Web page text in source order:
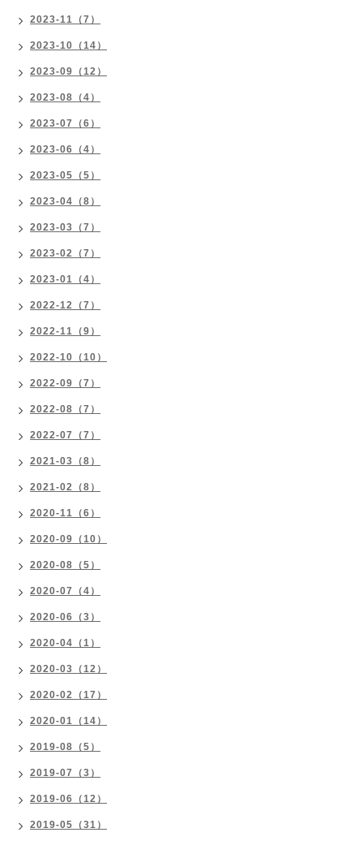
2023-11（7）
2023-10（14）
2023-09（12）
2023-08（4）
2023-07（6）
2023-06（4）
2023-05（5）
2023-04（8）
2023-03（7）
2023-02（7）
2023-01（4）
2022-12（7）
2022-11（9）
2022-10（10）
2022-09（7）
2022-08（7）
2022-07（7）
2021-03（8）
2021-02（8）
2020-11（6）
2020-09（10）
2020-08（5）
2020-07（4）
2020-06（3）
2020-04（1）
2020-03（12）
2020-02（17）
2020-01（14）
2019-08（5）
2019-07（3）
2019-06（12）
2019-05（31）